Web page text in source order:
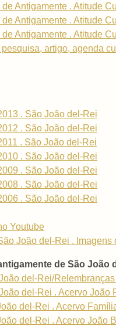
Antigamente . Atitude
Antigamente . Atitude
Antigamente . Atitude
artigo, agenda
. São João del-Rei
. São João del-Rei
. São João del-Rei
. São João del-Rei
. São João del-Rei
. São João del-Rei
. São João del-Rei
Youtube
João del-Rei . Imagens
de São João
del-Rei/
del-Rei . Acervo João
del-Rei . Acervo
del-Rei . Acervo João